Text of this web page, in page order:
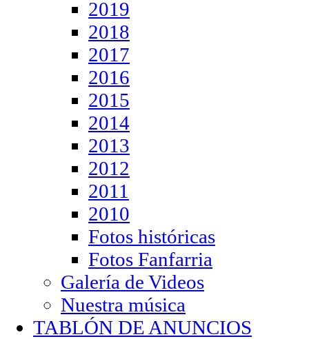
2019
2018
2017
2016
2015
2014
2013
2012
2011
2010
Fotos históricas
Fotos Fanfarria
Galería de Videos
Nuestra música
TABLÓN DE ANUNCIOS